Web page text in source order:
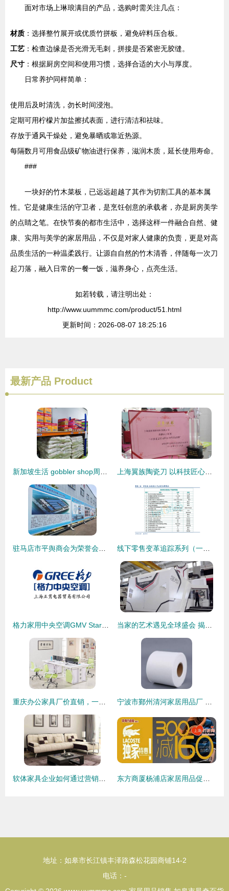
面对市场上琳琅满目的产品，选购时需关注几点：
材质 ：选择整竹展开或优质竹拼板，避免碎料压合板。
工艺 ：检查边缘是否光滑无毛刺，拼接是否紧密无胶缝。
尺寸 ：根据厨房空间和使用习惯，选择合适的大小与厚度。
日常养护同样简单：
使用后及时清洗，勿长时间浸泡。
定期可用柠檬片加盐擦拭表面，进行清洁和祛味。
存放于通风干燥处，避免暴晒或靠近热源。
每隔数月可用食品级矿物油进行保养，滋润木质，延长使用寿命。
###
一块好的竹木菜板，已远远超越了其作为切割工具的基本属
性。它是健康生活的守卫者，是烹饪创意的承载者，亦是厨房美学
的点睛之笔。在快节奏的都市生活中，选择这样一件融合自然、健
康、实用与美学的家居用品，不仅是对家人健康的负责，更是对高
品质生活的一种温柔践行。让源自自然的竹木清香，伴随每一次刀
起刀落，融入日常的一餐一饭，滋养身心，点亮生活。
如若转载，请注明出处：
http://www.uummmc.com/product/51.html
更新时间：2026-08-07 18:25:16
最新产品 Product
地址：如皋市长江镇丰泽路森松花园商铺14-2
电话：-